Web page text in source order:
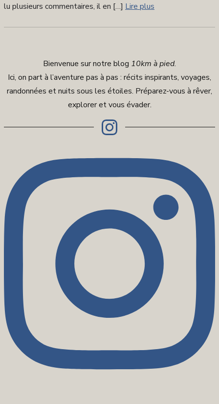
lu plusieurs commentaires, il en […] Lire plus
Bienvenue sur notre blog 10km à pied.
Ici, on part à l’aventure pas à pas : récits inspirants, voyages,
randonnées et nuits sous les étoiles. Préparez-vous à rêver,
explorer et vous évader.